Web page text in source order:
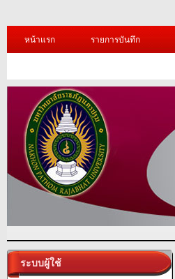
หน้าแรก รายการบันทึก
ระบบผู้ใช้